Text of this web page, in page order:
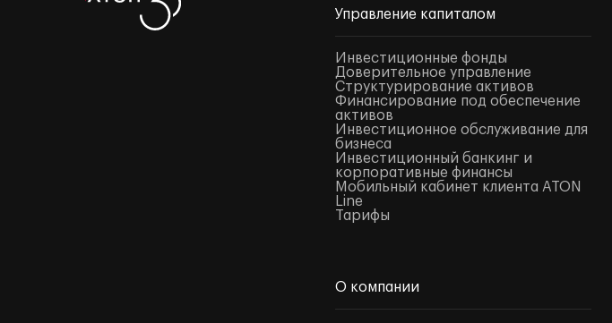
Управление капиталом
Инвестиционные фонды
Доверительное управление
Структурирование активов
Финансирование под обеспечение
активов
Инвестиционное обслуживание для
бизнеса
Инвестиционный банкинг и
корпоративные финансы
Мобильный кабинет клиента ATON
Line
Тарифы
О компании